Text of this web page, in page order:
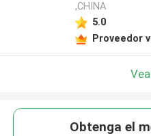
,CHINA
5.0
Proveedor
Obtenga el